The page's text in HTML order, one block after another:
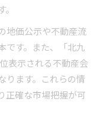
地価公示や不動産流
です。また、「北九
表示される不動産会
ります。これらの情
正確な市場把握が可